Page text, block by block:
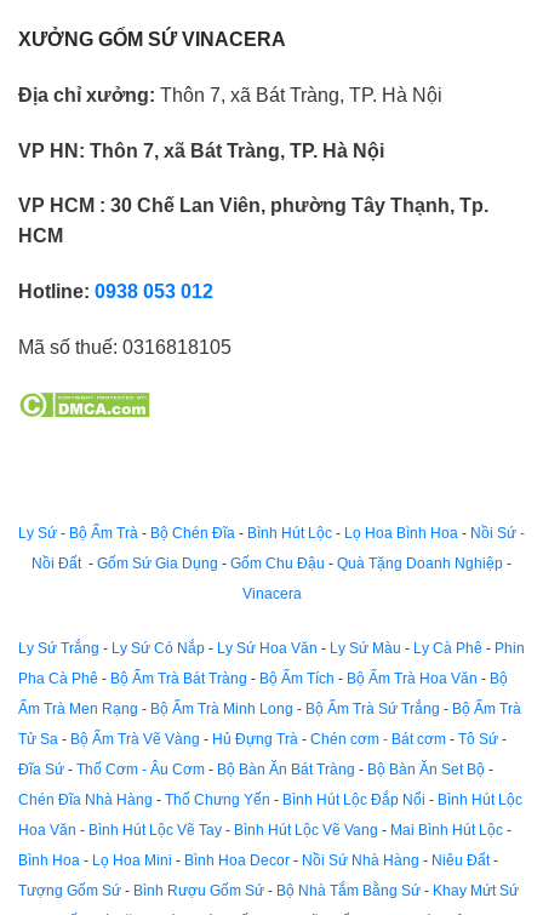
XƯỞNG GỐM SỨ VINACERA
Địa chỉ xưởng: Thôn 7, xã Bát Tràng, TP. Hà Nội
VP HN: Thôn 7, xã Bát Tràng, TP. Hà Nội
VP HCM : 30 Chế Lan Viên, phường Tây Thạnh, Tp.
HCM
Hotline: 0938 053 012
Mã số thuế: 0316818105
Ly Sứ - Bộ Ấm Trà - Bộ Chén Đĩa - Bình Hút Lộc - Lọ Hoa Bình Hoa - Nồi Sứ -
Nồi Đất - Gốm Sứ Gia Dụng - Gốm Chu Đậu - Quà Tặng Doanh Nghiệp -
Vinacera
Ly Sứ Trắng - Ly Sứ Có Nắp - Ly Sứ Hoa Văn - Ly Sứ Màu - Ly Cà Phê - Phin
Pha Cà Phê - Bộ Ấm Trà Bát Tràng - Bộ Ấm Tích - Bộ Ấm Trà Hoa Văn - Bộ
Ấm Trà Men Rạng - Bộ Ấm Trà Minh Long - Bộ Ấm Trà Sứ Trắng - Bộ Ấm Trà
Tử Sa - Bộ Ấm Trà Vẽ Vàng - Hủ Đựng Trà - Chén cơm - Bát cơm - Tô Sứ -
Đĩa Sứ - Thố Cơm - Âu Cơm - Bộ Bàn Ăn Bát Tràng - Bộ Bàn Ăn Set Bộ -
Chén Đĩa Nhà Hàng - Thố Chưng Yến - Bình Hút Lộc Đắp Nổi - Bình Hút Lộc
Hoa Văn - Bình Hút Lộc Vẽ Tay - Bình Hút Lộc Vẽ Vang - Mai Bình Hút Lộc -
Bình Hoa - Lọ Hoa Mini - Bình Hoa Decor - Nồi Sứ Nhà Hàng - Niêu Đất-
Tượng Gốm Sứ - Bình Rượu Gốm Sứ - Bộ Nhà Tắm Bằng Sứ - Khay Mứt Sứ